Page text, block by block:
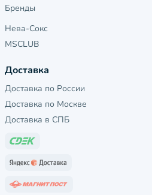
Бренды
Нева-Сокс
MSCLUB
Доставка
Доставка по России
Доставка по Москве
Доставка в СПБ